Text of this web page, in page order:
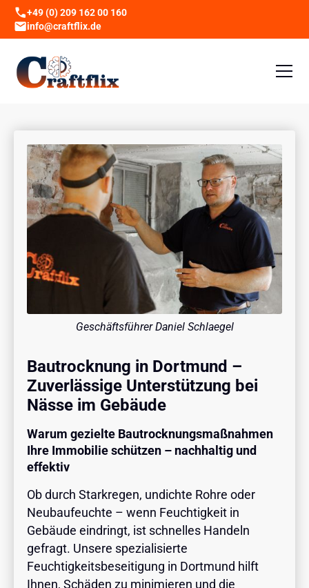
+49 (0) 209 162 00 160
info@craftflix.de
Bautrocknung in Dortmund –
Zuverlässige Unterstützung bei
Nässe im Gebäude
Warum gezielte Bautrocknungsmaßnahmen
Ihre Immobilie schützen – nachhaltig und
effektiv
Ob durch Starkregen, undichte Rohre oder
Neubaufeuchte – wenn Feuchtigkeit in
Gebäude eindringt, ist schnelles Handeln
gefragt. Unsere spezialisierte
Feuchtigkeitsbeseitigung in Dortmund hilft
Ihnen, Schäden zu minimieren und die
Geschäftsführer Daniel Schlaegel